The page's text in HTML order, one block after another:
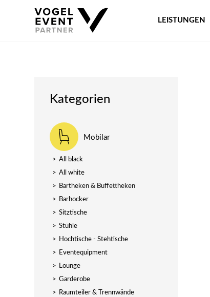
LEISTUNGEN
Kategorien
Mobilar
> All black
> All white
>
Bartheken & Buffettheken
>
Barhocker
> Sitztische
> Stühle
>
Hochtische - Stehtische
>
Eventequipment
>
Lounge
> Garderobe
>
Raumteiler & Trennwände